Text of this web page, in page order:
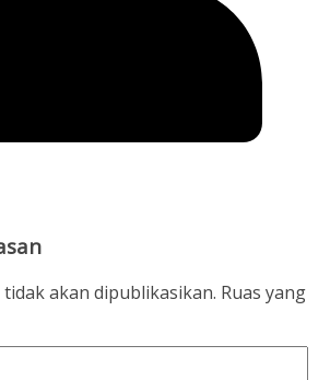
akan dipublikasikan. Ruas yang